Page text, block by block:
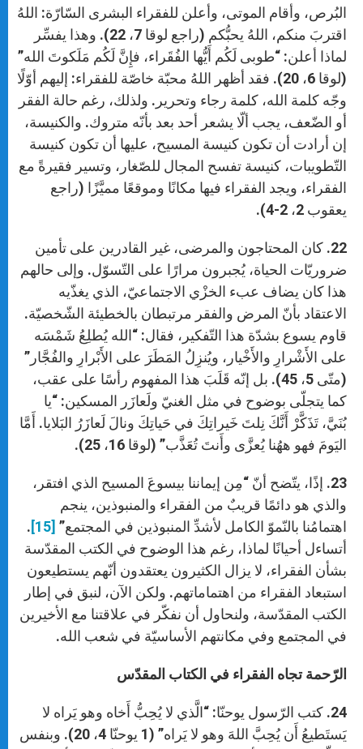
البُرص، وأقام الموتى، وأعلن للفقراء البشرى السّارّة: اللهُ
اقتربَ منكم، اللهُ يحبُّكم (راجع لوقا 7، 22). وهذا يفسِّر
لماذا أعلن: “طوبى لَكُم أَيُّها الفُقَراء، فإِنَّ لَكُم مَلَكوتَ الله”
(لوقا 6، 20). فقد أظهر اللهُ محبّة خاصّة للفقراء: إليهم أوّلًا
وجّه كلمة الله، كلمة رجاء وتحرير. ولذلك، رغم حالة الفقر
أو الضّعف، يجب ألّا يشعر أحد بعد بأنّه متروك. والكنيسة،
إن أرادت أن تكون كنيسة المسيح، عليها أن تكون كنيسة
التّطويبات، كنيسة تفسح المجال للصّغار، وتسير فقيرةً مع
الفقراء، ويجد الفقراء فيها مكانًا وموقعًا مميَّزًا (راجع
يعقوب 2، 2-4).
22. كان المحتاجون والمرضى، غير القادرين على تأمين
ضروريّات الحياة، يُجبرون مرارًا على التّسوّل. وإلى حالهم
هذا كان يضاف عبء الخزْي الاجتماعيّ، الذي يغذّيه
الاعتقاد بأنّ المرض والفقر مرتبطان بالخطيئة الشّخصيّة.
قاوم يسوع بشدّة هذا التّفكير، فقال: “الله يُطلِعُ شَمْسَه
على الأَشْرارِ والأَخْيار، ويُنزِلُ المَطَرَ على الأَبْرارِ والفُجَّار”
(متّى 5، 45). بل إنّه قَلَبَ هذا المفهوم رأسًا على عقب،
كما يتجلّى بوضوح في مثل الغنيّ ولَعازَر المسكين: “يا
بُنَيَّ، تَذَكَّرْ أَنَّكَ نِلتَ خَيراتِكَ في حَياتِكَ ونالَ لَعازَرُ البَلايا. أَمَّا
اليَومَ فهو ههُنا يُعزَّى وأَنتَ تُعَذَّب” (لوقا 16، 25).
23. إذًا، يتّضح أنّ “مِن إيماننا بيسوعَ المسيح الذي افتقر،
والذي هو دائمًا قريبٌ من الفقراء والمنبوذين، ينجم
اهتمامُنا بالنّموّ الكامل لأشدِّ المنبوذين في المجتمع” [15]
.
أتساءل أحيانًا لماذا، رغم هذا الوضوح في الكتب المقدّسة
بشأن الفقراء، لا يزال الكثيرون يعتقدون أنّهم يستطيعون
استبعاد الفقراء من اهتماماتهم. ولكن الآن، لنبق في إطار
الكتب المقدّسة، ولنحاول أن نفكّر في علاقتنا مع الأخيرين
في المجتمع وفي مكانتهم الأساسيّة في شعب الله.
الرّحمة تجاه الفقراء في الكتاب المقدّس
24. كتب الرّسول يوحنّا: “الَّذي لا يُحِبُّ أَخاه وهو يَراه لا
يَستَطيعُ أَن يُحِبَّ اللهَ وهو لا يَراه” (1 يوحنّا 4، 20). وبنفس